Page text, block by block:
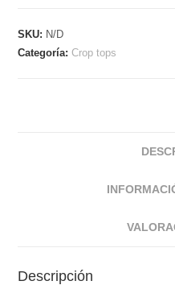
SKU: N/D
Categoría:Crop tops
Descripción